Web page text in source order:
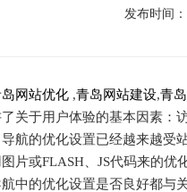
发布时间
网站优化 ,青岛网站建设,青
于用户体验的基本因素：访
航的优化设置已经越来越受
片或FLASH、JS代码来的
中的优化设置是否良好都与